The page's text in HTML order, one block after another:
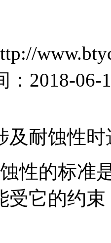
：2018-06-
及耐蚀性
性的标准
受它的约